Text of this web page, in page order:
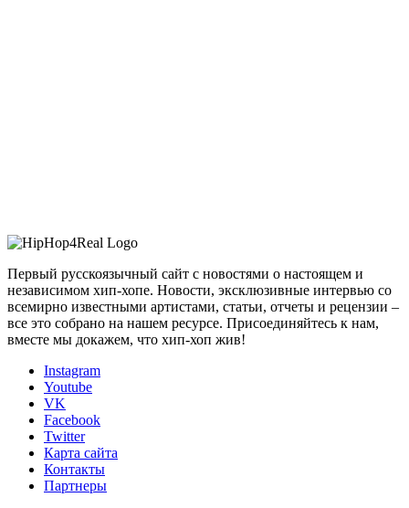
Первый русскоязычный сайт с новостями о настоящем и
независимом хип-хопе. Новости, эксклюзивные интервью со
всемирно известными артистами, статьи, отчеты и рецензии –
все это собрано на нашем ресурсе. Присоединяйтесь к нам,
вместе мы докажем, что хип-хоп жив!
Instagram
Youtube
VK
Facebook
Twitter
Карта сайта
Контакты
Партнеры